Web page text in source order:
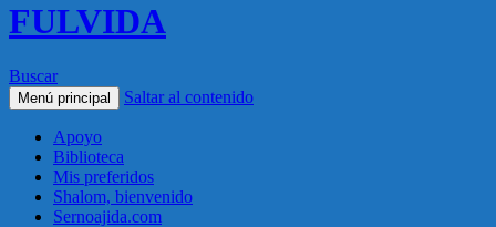
FULVIDA
Buscar
Menú principal Saltar al contenido
Apoyo
Biblioteca
Mis preferidos
Shalom, bienvenido
Sernoajida.com